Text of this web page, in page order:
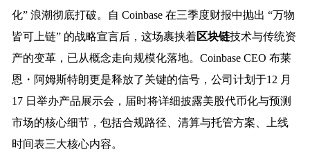
化” 浪潮彻底打破。自 Coinbase 在三季度财报中抛出 “万物
皆可上链” 的战略宣言后，这场裹挟着区块链技术与传统资
产的变革，已从概念走向规模化落地。Coinbase CEO 布莱
恩・阿姆斯特朗更是释放了关键的信号，公司计划于12 月
17 日举办产品展示会，届时将详细披露美股代币化与预测
市场的核心细节，包括合规路径、清算与托管方案、上线
时间表三大核心内容。